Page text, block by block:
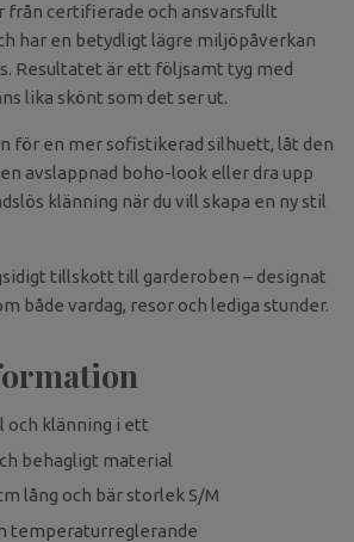
certifierade och ansvarsfullt
har en betydligt lägre miljöpåverkan
Resultatet är ett följsamt tyg med
lika skönt som det ser ut.
för en mer sofistikerad silhuett, låt den
avslappnad boho-look eller dra upp
klänning när du vill skapa en ny stil
tillskott till garderoben – designat
både vardag, resor och lediga stunder.
och klänning i ett
behagligt material
lång och bär storlek S/M
temperaturreglerande